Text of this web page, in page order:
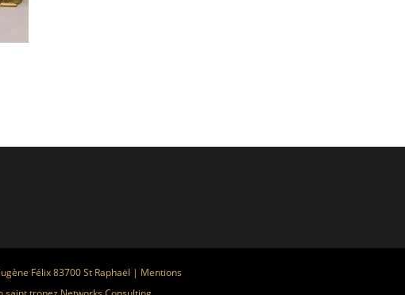
Félix 83700 St Raphaël | Mentions